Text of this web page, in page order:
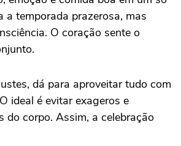
a temporada prazerosa, mas
O coração sente o
dá para aproveitar tudo com
ideal é evitar exageros e
do corpo. Assim, a celebração